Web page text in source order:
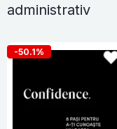
administrativ
-50.1%